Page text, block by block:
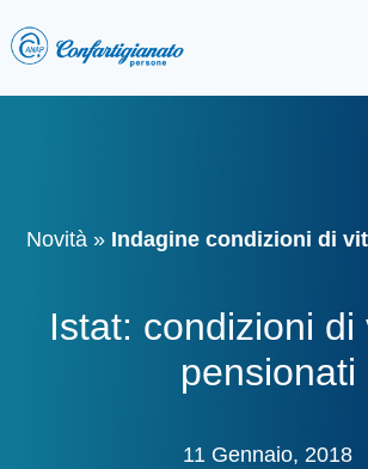
Novità » Indagine condizioni di
Istat: condizioni di
pensionati
11 Gennaio, 2018